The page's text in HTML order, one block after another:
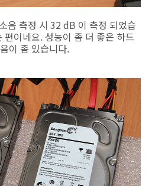
음 측정 시 32 dB 이 측정 되었습
편이네요. 성능이 좀 더 좋은 하드
이 좀 있습니다.